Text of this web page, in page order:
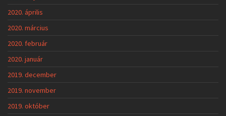
2020. április
2020. március
2020. február
2020. január
2019. december
2019. november
2019. október